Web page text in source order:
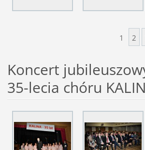
1 2
Koncert
35-lecia chóru